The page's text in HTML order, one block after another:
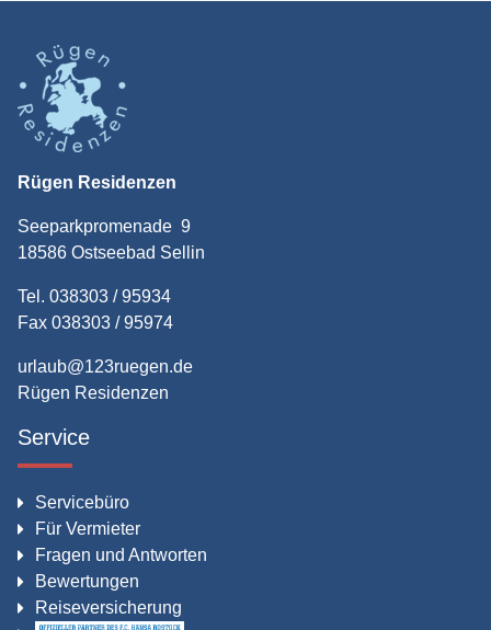
Rügen Residenzen
Seeparkpromenade 9
18586 Ostseebad Sellin
Tel. 038303 / 95934
Fax 038303 / 95974
urlaub@123ruegen.de
Rügen Residenzen
Service
Servicebüro
Für Vermieter
Fragen und Antworten
Bewertungen
Reiseversicherung